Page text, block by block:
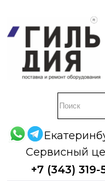
Сервисный
+7 (343) 319-